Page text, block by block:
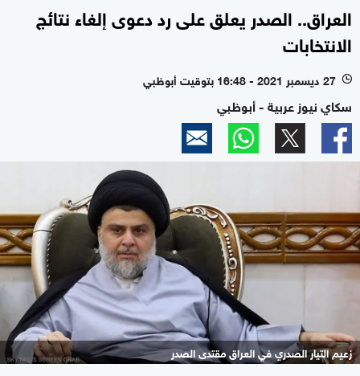
العراق.. الصدر يعلق على رد دعوى إلغاء نتائج
الانتخابات
l 27 ديسمبر 2021 - 16:48 بتوقيت أبوظبي
سكاي نيوز عربية - أبوظبي
زعيم التيار الصدري في العراق مقتدى الصدر